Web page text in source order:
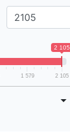
2 105
1 579 2 105